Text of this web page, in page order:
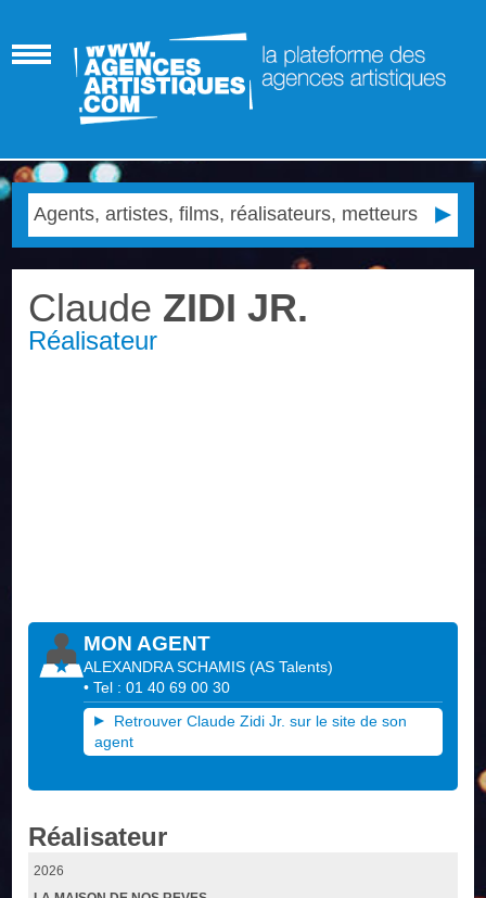
Claude ZIDI JR.
Réalisateur
MON AGENT
ALEXANDRA SCHAMIS (AS Talents)
• Tel : 01 40 69 00 30
Retrouver Claude Zidi Jr. sur le site de son
agent
Réalisateur
2026